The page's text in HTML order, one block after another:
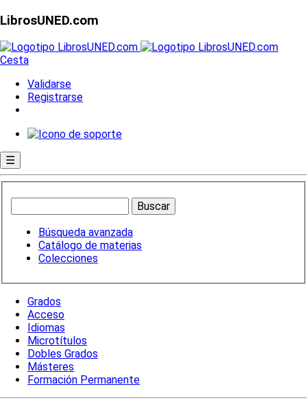
LibrosUNED.com
Cesta
Validarse
Registrarse
☰
Búsqueda avanzada
Catálogo de materias
Colecciones
Grados
Acceso
Idiomas
Microtítulos
Dobles Grados
Másteres
Formación Permanente